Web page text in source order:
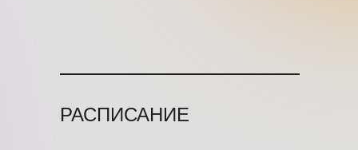
РАСПИСАНИЕ